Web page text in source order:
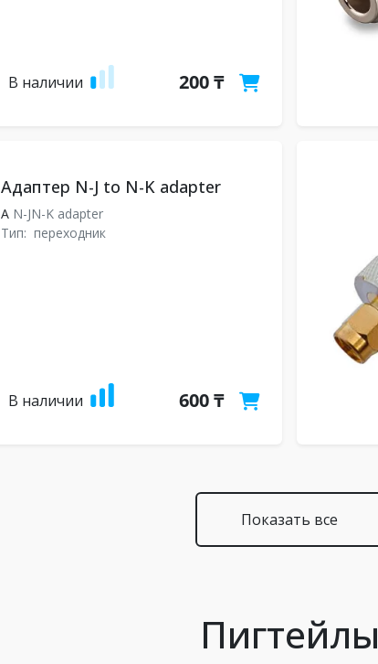
В наличии 200 ₸
Адаптер N-J to N-K adapter
AN-JN-K adapter
Тип: переходник
В наличии 600 ₸
Показать все
Пигтейлы